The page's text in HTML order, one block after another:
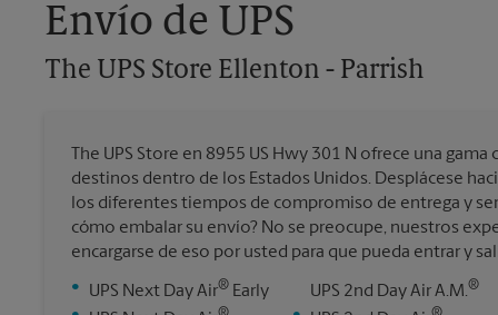
Envío
Todos los
Envío de UPS
The UPS Store Ellenton - Parrish
The UPS Store en 8955 US Hwy 301 N ofrece una
destinos dentro de los Estados Unidos. Desplácese
los diferentes tiempos de compromiso de entrega y
cómo embalar su envío? No se preocupe, nuestros
encargarse de eso por usted para que pueda entrar y
•
UPS Next Day Air® Early
UPS 2nd Day Air A.M.®